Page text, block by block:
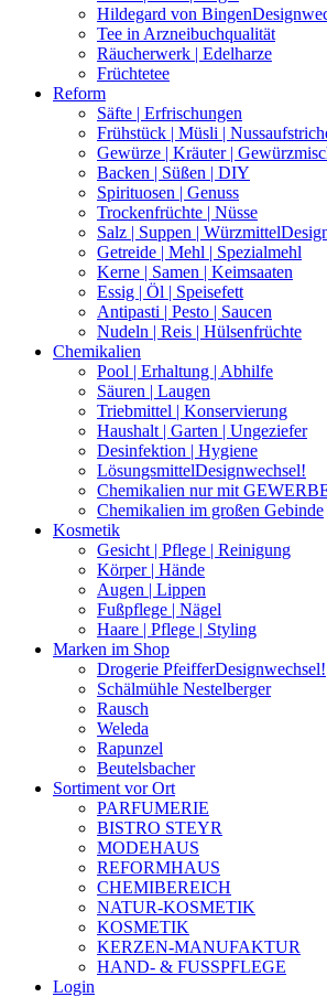
Hildegard von Bingen
Tee in Arzneibuchqualität
Räucherwerk | Edelharze
Früchtetee
Reform
Säfte | Erfrischungen
Frühstück | Müsli |
Gewürze | Kräuter |
Backen | Süßen | DIY
Spirituosen | Genuss
Trockenfrüchte | Nüsse
Salz | Suppen | Würzmittel
Getreide | Mehl | Spezialmehl
Kerne | Samen | Keimsaaten
Essig | Öl | Speisefett
Antipasti | Pesto | Saucen
Nudeln | Reis | Hülsenfrüchte
Chemikalien
Pool | Erhaltung | Abhilfe
Säuren | Laugen
Triebmittel | Konservierung
Haushalt | Garten | Ungeziefer
Desinfektion | Hygiene
LösungsmittelDesignwechsel!
Chemikalien nur mit
Chemikalien im großen Gebinde
Kosmetik
Gesicht | Pflege | Reinigung
Körper | Hände
Augen | Lippen
Fußpflege | Nägel
Haare | Pflege | Styling
Marken im Shop
Drogerie PfeifferDesignwechsel!
Schälmühle Nestelberger
Rausch
Weleda
Rapunzel
Beutelsbacher
Sortiment vor Ort
PARFUMERIE
BISTRO STEYR
MODEHAUS
REFORMHAUS
CHEMIBEREICH
NATUR-KOSMETIK
KOSMETIK
KERZEN-MANUFAKTUR
HAND- & FUSSPFLEGE
Login